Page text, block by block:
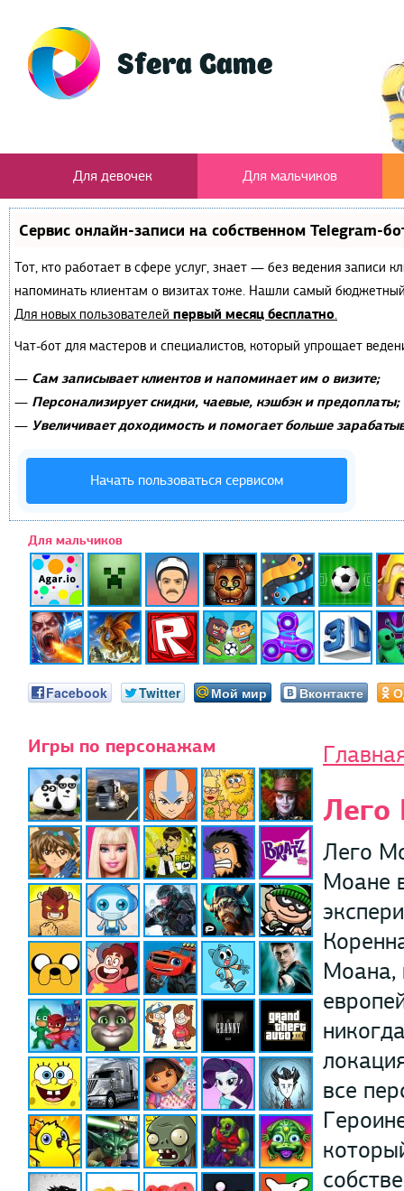
Для девочек Для мальчиков
Сервис онлайн-записи на собственном Telegram-
Тот, кто работает в сфере услуг, знает — без ведения записи
напоминать клиентам о визитах тоже. Нашли самый
Для новых пользователей первый месяц бесплатно.
Чат-бот для мастеров и специалистов, который упрощает
— Сам записывает клиентов и напоминает им о визите;
— Персонализирует скидки, чаевые, кэшбэк и предоплаты;
— Увеличивает доходимость и помогает больше
Начать пользоваться сервисом
Для мальчиков
Facebook Twitter Мой мир Вконтакте
Игры по персонажам
Лего
Лего
Моане
Моана,
все